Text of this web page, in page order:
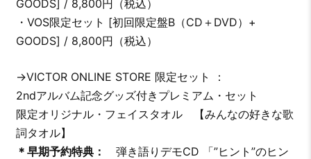
GOODS] / 8,800円（税込）
・VOS限定セット [初回限定盤B（CD＋DVD）+
GOODS] / 8,800円（税込）
→VICTOR ONLINE STORE 限定セット ：
2ndアルバム記念グッズ付きプレミアム・セット
限定オリジナル・フェイスタオル 【みんなの好きな歌
詞タオル】
＊早期予約特典： 弾き語りデモCD 「”ヒント”のヒン